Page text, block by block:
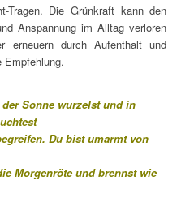
Tragen. Die Grünkraft kann den
Anspannung im Alltag verloren
erneuern durch Aufenthalt und
Empfehlung.
Sonne wurzelst und in
Du bist umarmt von
Morgenröte und brennst wie